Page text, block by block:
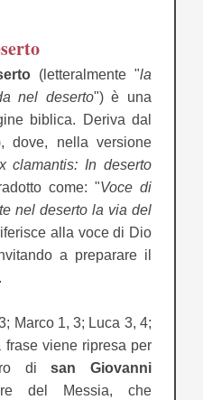
(letteralmente "la
nel deserto") è una
biblica. Deriva dal
dove, nella versione
clamantis: In deserto
come: "Voce di
nel deserto la via del
alla voce di Dio
a preparare il
Marco 1, 3; Luca 3, 4;
viene ripresa per
disan Giovanni
del Messia, che